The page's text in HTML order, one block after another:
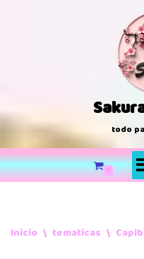
todo
0
Inicio \ tematicas \